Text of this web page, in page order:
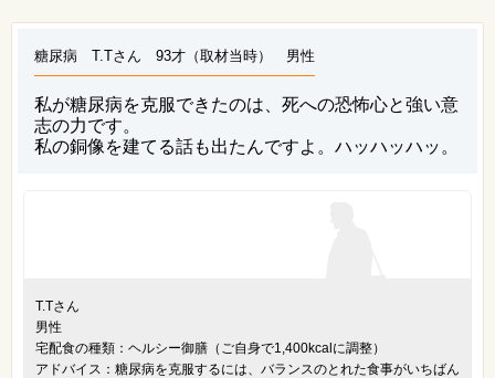
糖尿病 T.Tさん 93才（取材当時） 男性
私が糖尿病を克服できたのは、死への恐怖心と強い意
志の力です。
私の銅像を建てる話も出たんですよ。ハッハッハッ。
T.Tさん
男性
宅配食の種類：ヘルシー御膳（ご自身で1,400kcalに調整）
アドバイス：糖尿病を克服するには、バランスのとれた食事がいちばん